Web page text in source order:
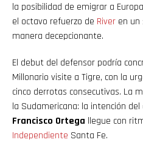
la posibilidad de emigrar a
el octavo refuerzo de River en
manera decepcionante.
El debut del defensor podría
Millonario visite a Tigre, con la
cinco derrotas consecutivas. La
la Sudamericana: la intención
Francisco Ortega llegue con
Independiente Santa Fe.